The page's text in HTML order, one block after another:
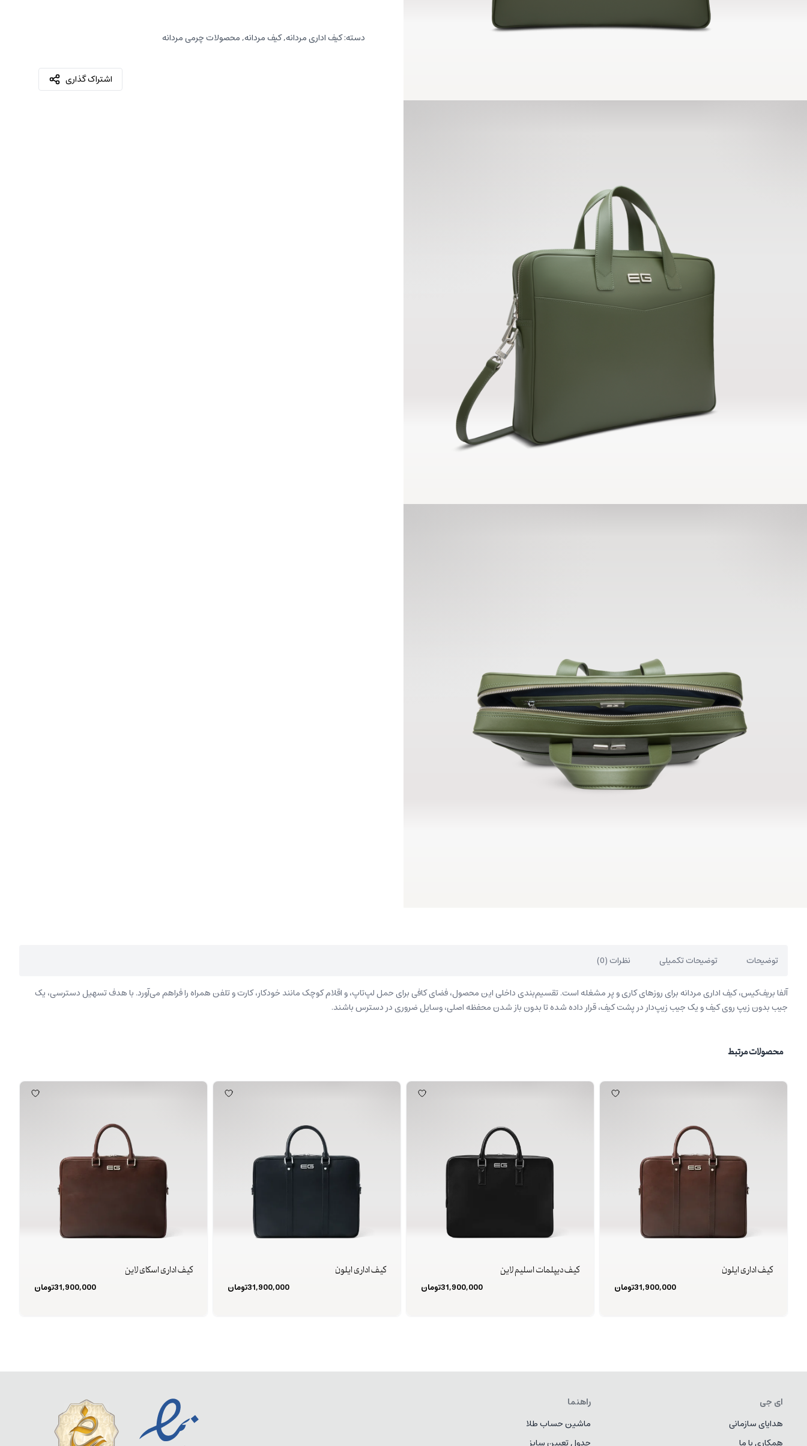
دسته:کیف اداری مردانه,کیف مردانه,محصولات چرمی مردانه
اشتراک گذاری
توضیحات توضیحات تکمیلی نظرات (0)
آلفا بریف‌کیس، کیف اداری مردانه برای روزهای کاری و پر مشغله است. تقسیم‌بندی داخلی این محصول، فضای کافی برای حمل لپ‌تاپ، و اقلام کوچک مانند خودکار، کارت و تلفن همراه را فراهم می‌آورد. با هدف تسهیل دسترسی، یک
جیب بدون زیپ روی کیف و یک جیب زیپ‌دار در پشت کیف، قرار داده شده تا بدون باز شدن محفظه اصلی، وسایل ضروری در دسترس باشند.
محصولات مرتبط
کیف اداری ایلون
31,900,000تومان
کیف دیپلمات اسلیم لاین
31,900,000تومان
کیف اداری ایلون
31,900,000تومان
کیف اداری اسکای لاین
31,900,000تومان
ای جی
هدایای سازمانی
همکاری با ما
راهنما
ماشین حساب طلا
جدول تعیین سایز